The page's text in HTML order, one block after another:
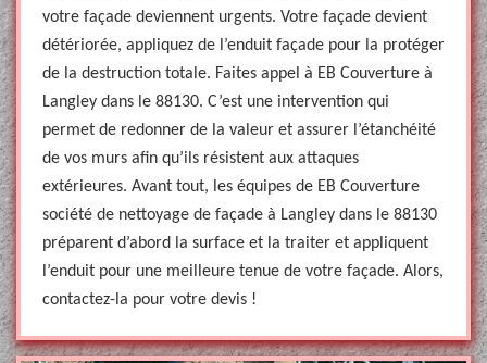
votre façade deviennent urgents. Votre façade devient
détériorée, appliquez de l’enduit façade pour la protéger
de la destruction totale. Faites appel à EB Couverture à
Langley dans le 88130. C’est une intervention qui
permet de redonner de la valeur et assurer l’étanchéité
de vos murs afin qu’ils résistent aux attaques
extérieures. Avant tout, les équipes de EB Couverture
société de nettoyage de façade à Langley dans le 88130
préparent d’abord la surface et la traiter et appliquent
l’enduit pour une meilleure tenue de votre façade. Alors,
contactez-la pour votre devis !